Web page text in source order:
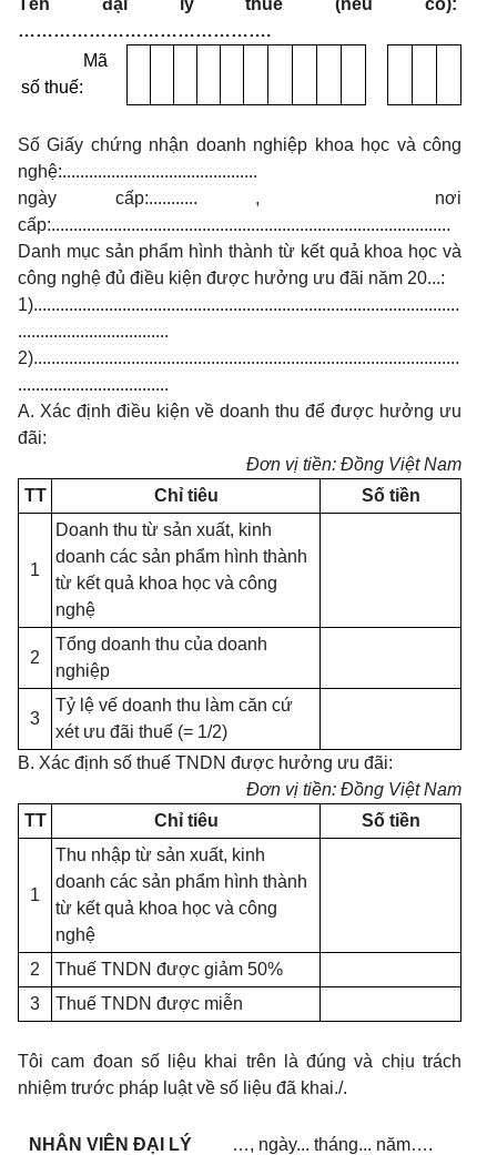
Tên đại lý thuế (nếu có):
…………………………………….
Mã
số thuế:
Số Giấy chứng nhận doanh nghiệp khoa học và công
nghệ:............................................
ngày cấp:........... , nơi
cấp:..........................................................................................
Danh mục sản phẩm hình thành từ kết quả khoa học và
công nghệ đủ điều kiện được hưởng ưu đãi năm 20...:
1)................................................................................................
..................................
2)................................................................................................
..................................
A. Xác định điều kiện về doanh thu để được hưởng ưu
đãi:
Đơn vị tiền: Đồng Việt Nam
TT
Chỉ tiêu Số tiền
1
Doanh thu từ sản xuất, kinh
doanh các sản phẩm hình thành
từ kết quả khoa học và công
nghệ
2
Tổng doanh thu của doanh
nghiệp
3
Tỷ lệ vế doanh thu làm căn cứ
xét ưu đãi thuế (= 1/2)
B. Xác định số thuế TNDN được hưởng ưu đãi:
Đơn vị tiền: Đồng Việt Nam
TT
Chỉ tiêu Số tiền
1
Thu nhập từ sản xuất, kinh
doanh các sản phẩm hình thành
từ kết quả khoa học và công
nghệ
2
Thuế TNDN được giảm 50%
3
Thuế TNDN được miễn
Tôi cam đoan số liệu khai trên là đúng và chịu trách
nhiệm trước pháp luật về số liệu đã khai./.
NHÂN VIÊN ĐẠI LÝ
…, ngày... tháng... năm….